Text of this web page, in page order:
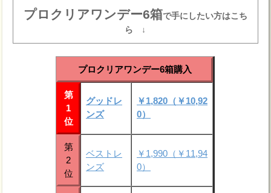
プロクリアワンデー6箱で手にしたい方はこち
ら ↓
プロクリアワンデー6箱購入
第
1
位
グッドレ
ンズ
￥1,820（￥10,92
0）
第
2
位
ベストレ
ンズ
￥1,990（￥11,94
0）